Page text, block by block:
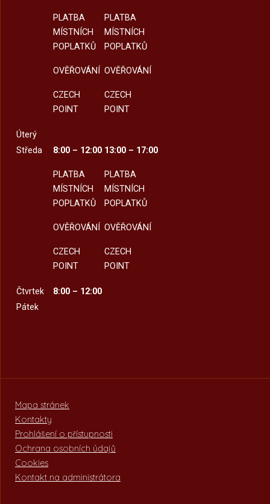
PLATBA
MÍSTNÍCH
POPLATKŮ
OVĚŘOVÁNÍ
CZECH
POINT
PLATBA
MÍSTNÍCH
POPLATKŮ
OVĚŘOVÁNÍ
CZECH
POINT
Úterý
Středa
8:00 – 12:00
PLATBA
MÍSTNÍCH
POPLATKŮ
OVĚŘOVÁNÍ
CZECH
POINT
13:00 – 17:00
PLATBA
MÍSTNÍCH
POPLATKŮ
OVĚŘOVÁNÍ
CZECH
POINT
Čtvrtek
8:00 – 12:00
Pátek
Mapa stránek
Kontakty
Prohlášení o přístupnosti
Ochrana osobních údajů
Cookies
Kontakt na administrátora